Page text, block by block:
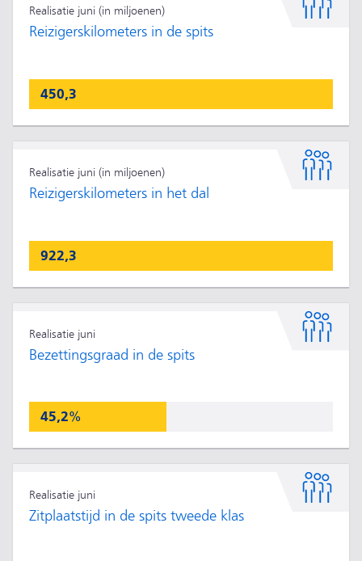
Realisatie juni (in miljoenen)
Reizigerskilometers in de spits
450,3
Realisatie juni (in miljoenen)
Reizigerskilometers in het dal
922,3
Realisatie juni
Bezettingsgraad in de spits
45,2%
Realisatie juni
Zitplaatstijd in de spits tweede klas